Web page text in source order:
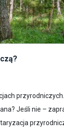
Jeśli nie –